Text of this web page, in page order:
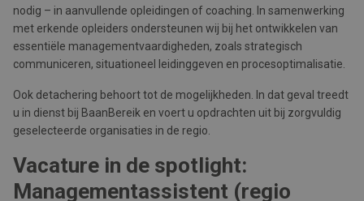
nodig – in aanvullende opleidingen of coaching. In samenwerking
met erkende opleiders ondersteunen wij bij het ontwikkelen van
essentiële managementvaardigheden, zoals strategisch
communiceren, situationeel leidinggeven en procesoptimalisatie.
Ook detachering behoort tot de mogelijkheden. In dat geval treedt
u in dienst bij BaanBereik en voert u opdrachten uit bij zorgvuldig
geselecteerde organisaties in de regio.
Vacature in de spotlight:
Managementassistent (regio